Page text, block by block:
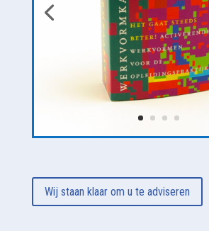
Wij staan klaar om u te adviseren